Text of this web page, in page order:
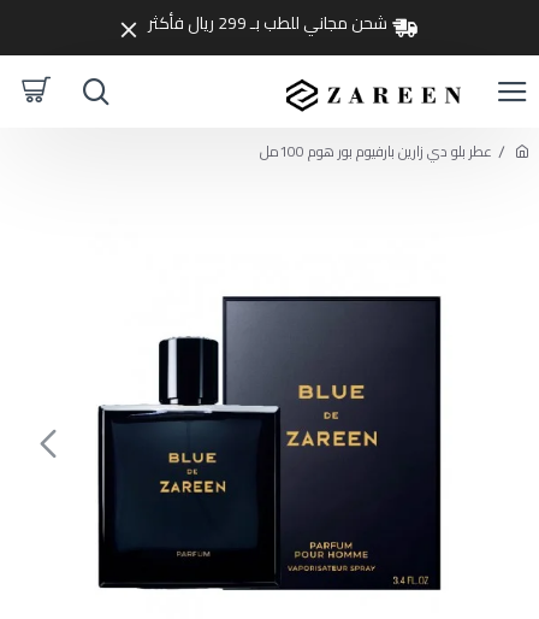
شحن مجاني للطب بـ 299 ريال فأكثر
عطر بلو دي زارين بارفيوم بور هوم 100مل